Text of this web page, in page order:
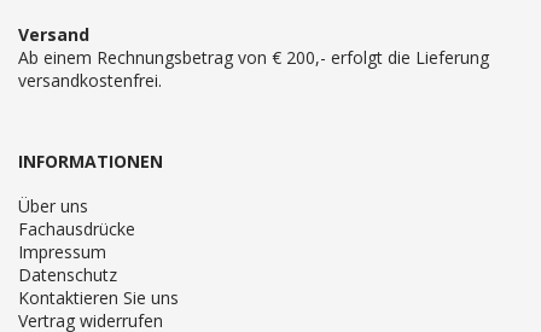
Versand
Ab einem Rechnungsbetrag von € 200,- erfolgt die Lieferung
versandkostenfrei.
INFORMATIONEN
Über uns
Fachausdrücke
Impressum
Datenschutz
Kontaktieren Sie uns
Vertrag widerrufen